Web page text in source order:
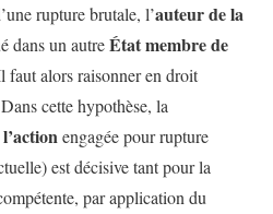
rupture brutale, l’auteur de la
dans un autreÉtat membre de
faut alors raisonner en droit
cette hypothèse, la
engagée pour rupture
est décisive tant pour la
par application du